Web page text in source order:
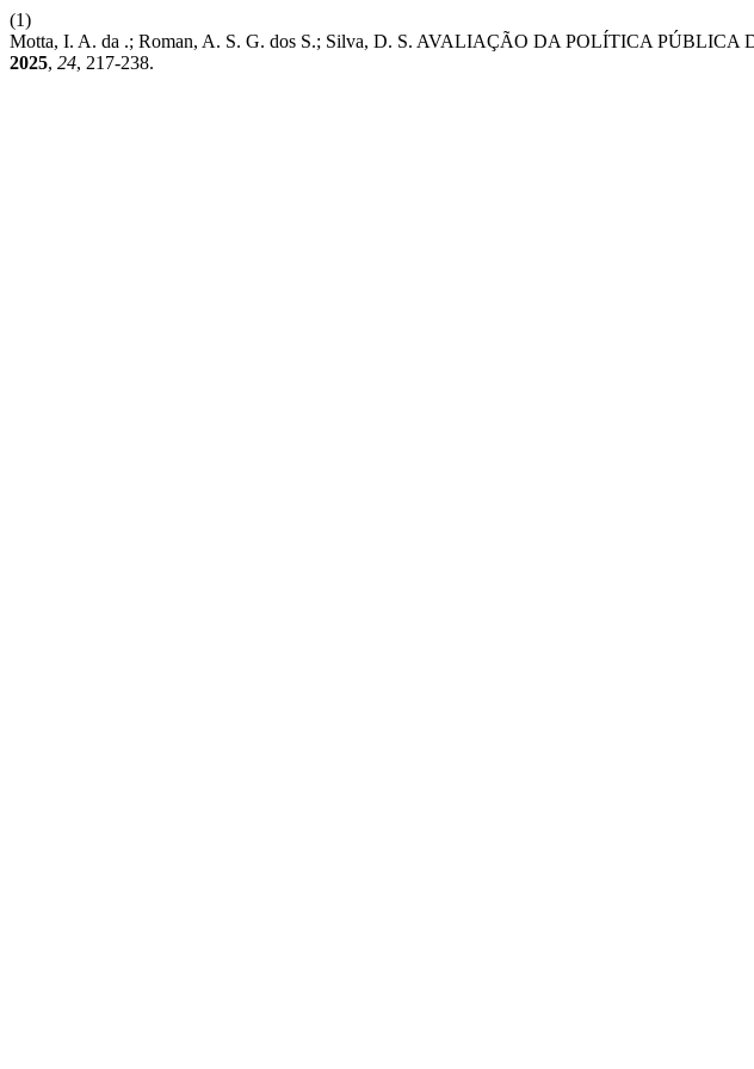
(1)
Motta, I. A. da .; Roman, A. S. G. dos S.; Silva, D. S. AVALIAÇÃO DA POLÍTICA
2025, 24, 217-238.